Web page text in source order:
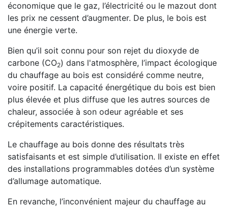
économique que le gaz, l’électricité ou le mazout dont
les prix ne cessent d’augmenter. De plus, le bois est
une énergie verte.
Bien qu’il soit connu pour son rejet du dioxyde de
carbone (CO2) dans l'atmosphère, l’impact écologique
du chauffage au bois est considéré comme neutre,
voire positif. La capacité énergétique du bois est bien
plus élevée et plus diffuse que les autres sources de
chaleur, associée à son odeur agréable et ses
crépitements caractéristiques.
Le chauffage au bois donne des résultats très
satisfaisants et est simple d’utilisation. Il existe en effet
des installations programmables dotées d’un système
d’allumage automatique.
En revanche, l’inconvénient majeur du chauffage au